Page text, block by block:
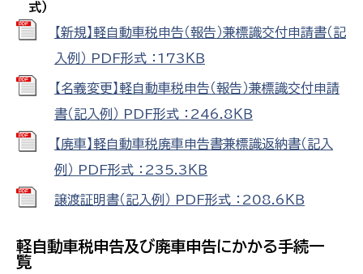
式）
【新規】軽自動車税申告（報告）兼標識交付申請書（記
入例） PDF形式 ：173ＫＢ
【名義変更】軽自動車税申告（報告）兼標識交付申請
書（記入例） PDF形式 ：246.8ＫＢ
【廃車】軽自動車税廃車申告書兼標識返納書（記入
例） PDF形式 ：235.3ＫＢ
譲渡証明書（記入例） PDF形式 ：208.6ＫＢ
軽自動車税申告及び廃車申告にかかる手続一
覧